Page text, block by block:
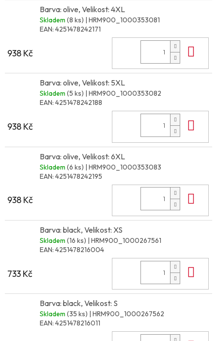
Barva: olive, Velikost: 4XL
Skladem (8 ks) | HRM900_1000353081
EAN: 4251478242171
938 Kč
Barva: olive, Velikost: 5XL
Skladem (5 ks) | HRM900_1000353082
EAN: 4251478242188
938 Kč
Barva: olive, Velikost: 6XL
Skladem (6 ks) | HRM900_1000353083
EAN: 4251478242195
938 Kč
Barva: black, Velikost: XS
Skladem (16 ks) | HRM900_1000267561
EAN: 4251478216004
733 Kč
Barva: black, Velikost: S
Skladem (35 ks) | HRM900_1000267562
EAN: 4251478216011